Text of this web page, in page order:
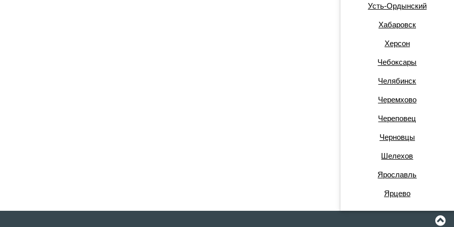
Усть-Ордынский
Хабаровск
Херсон
Чебоксары
Челябинск
Черемхово
Череповец
Черновцы
Шелехов
Ярославль
Ярцево